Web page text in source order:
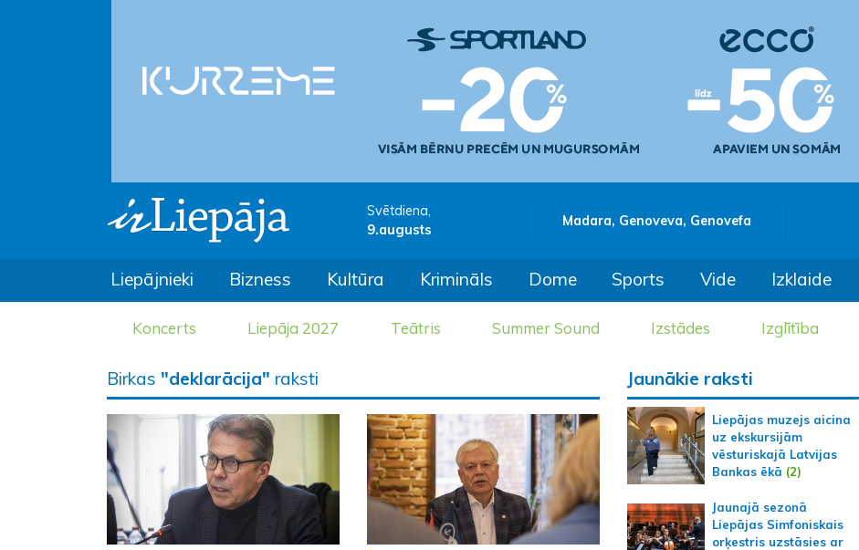
Svētdiena,
9.augusts
Madara, Genoveva, Genovefa
Liepājnieki Bizness Kultūra Krimināls Dome Sports Vide Izklaide
Koncerts Liepāja 2027 Teātris Summer Sound Izstādes Izglītība
Birkas "deklarācija" raksti Jaunākie raksti
Liepājas muzejs aicina
uz ekskursijām
vēsturiskajā Latvijas
Bankas ēkā (2)
Jaunajā sezonā
Liepājas Simfoniskais
orķestris uzstāsies ar